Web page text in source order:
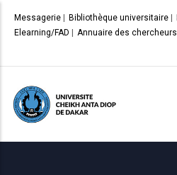
principal
Messagerie Bibliothèque universitaire
Elearning/FAD
Annuaire des chercheurs